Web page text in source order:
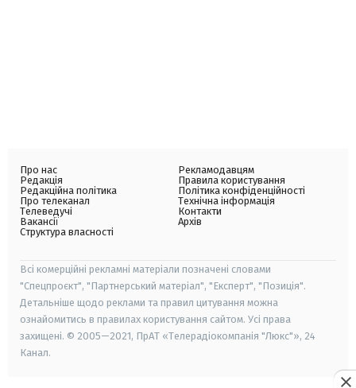
Про нас
Редакція
Редакційна політика
Про телеканал
Телеведучі
Вакансії
Структура власності
Рекламодавцям
Правила користування
Політика конфіденційності
Технічна інформація
Контакти
Архів
Всі комерційні рекламні матеріали позначені словами
"Спецпроєкт", "Партнерський матеріал", "Експерт", "Позиція".
Детальніше щодо реклами та правил цитування можна
ознайомитись в правилах користування сайтом. Усі права
захищені. © 2005—2021, ПрАТ «Телерадіокомпанія "Люкс"», 24
Канал.